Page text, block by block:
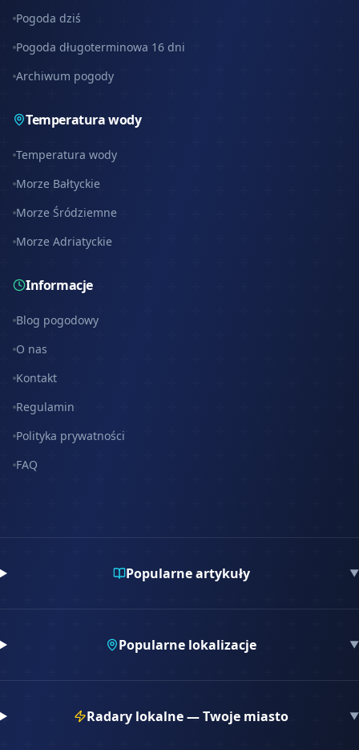
Pogoda dziś
Pogoda długoterminowa 16 dni
Archiwum pogody
Temperatura wody
Temperatura wody
Morze Bałtyckie
Morze Śródziemne
Morze Adriatyckie
Informacje
Blog pogodowy
O nas
Kontakt
Regulamin
Polityka prywatności
FAQ
Popularne artykuły ▼
Popularne lokalizacje ▼
Radary lokalne — Twoje miasto ▼